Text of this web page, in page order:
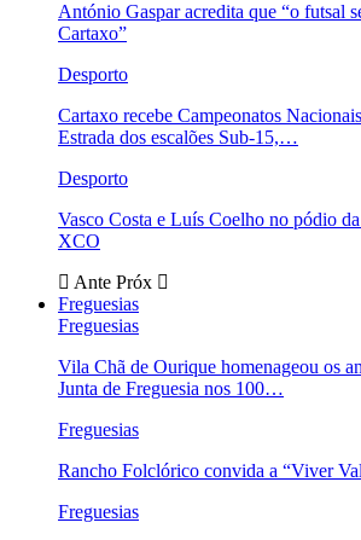
António Gaspar acredita que “o futsal
Cartaxo”
Desporto
Cartaxo recebe Campeonatos
Estrada dos escalões Sub-15,…
Desporto
Vasco Costa e Luís Coelho no pódio
XCO
Ante Próx
Freguesias
Freguesias
Vila Chã de Ourique homenageou os
Junta de Freguesia nos 100…
Freguesias
Rancho Folclórico convida a “Viver
Freguesias